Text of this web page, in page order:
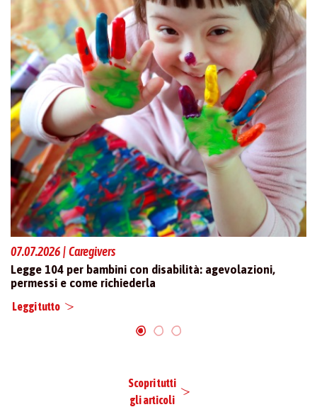
07.07.2026 | Caregivers
Legge 104 per bambini con disabilità: agevolazioni,
permessi e come richiederla
Leggi tutto
Scopri tutti
gli articoli